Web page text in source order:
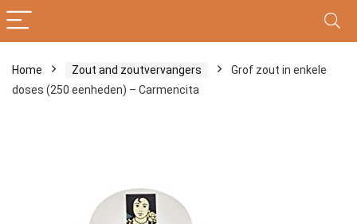
Home Zout and zoutvervangers
Grof zout in enkele
doses (250 eenheden) – Carmencita